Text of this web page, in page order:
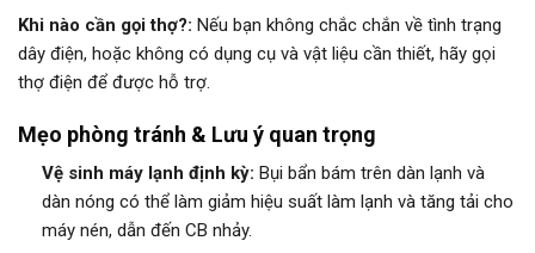
Khi nào cần gọi thợ?: Nếu bạn không chắc chắn về tình trạng
dây điện, hoặc không có dụng cụ và vật liệu cần thiết, hãy gọi
thợ điện để được hỗ trợ.
Mẹo phòng tránh & Lưu ý quan trọng
Vệ sinh máy lạnh định kỳ: Bụi bẩn bám trên dàn lạnh và
dàn nóng có thể làm giảm hiệu suất làm lạnh và tăng tải cho
máy nén, dẫn đến CB nhảy.